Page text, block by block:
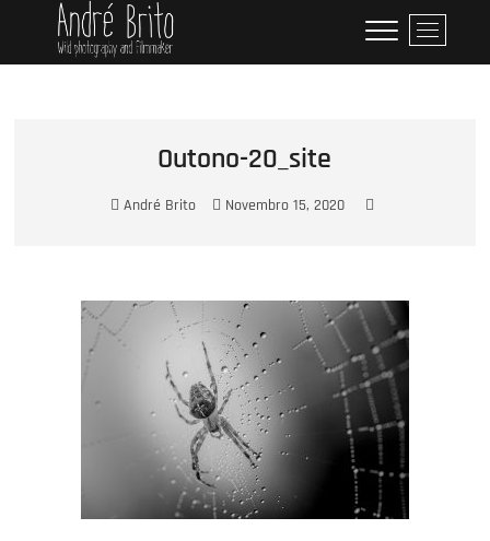
M
e
Outono-20_site
André Brito Novembro 15, 2020